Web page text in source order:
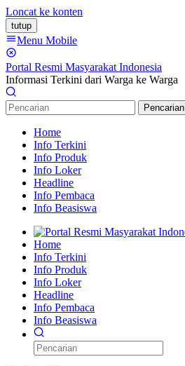
Loncat ke konten
tutup
Menu Mobile
Portal Resmi Masyarakat Indonesia
Informasi Terkini dari Warga ke Warga
Pencarian
Home
Info Terkini
Info Produk
Info Loker
Headline
Info Pembaca
Info Beasiswa
Home
Info Terkini
Info Produk
Info Loker
Headline
Info Pembaca
Info Beasiswa